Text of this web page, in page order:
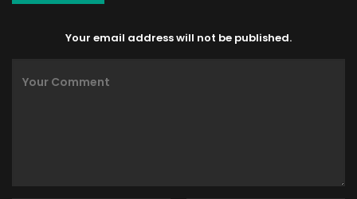
Your email address will not be published.